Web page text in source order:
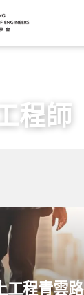
程師
工程青雲路